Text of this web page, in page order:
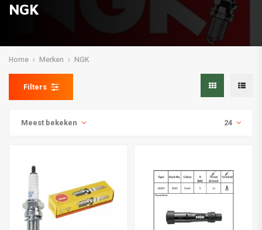
NGK
Home Merken NGK
Filters
Meest bekeken 24